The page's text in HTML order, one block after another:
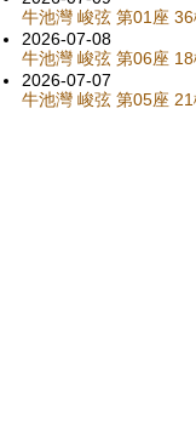
牛池灣 峻弦 第01座
2026-07-08
牛池灣 峻弦 第06座
2026-07-07
牛池灣 峻弦 第05座